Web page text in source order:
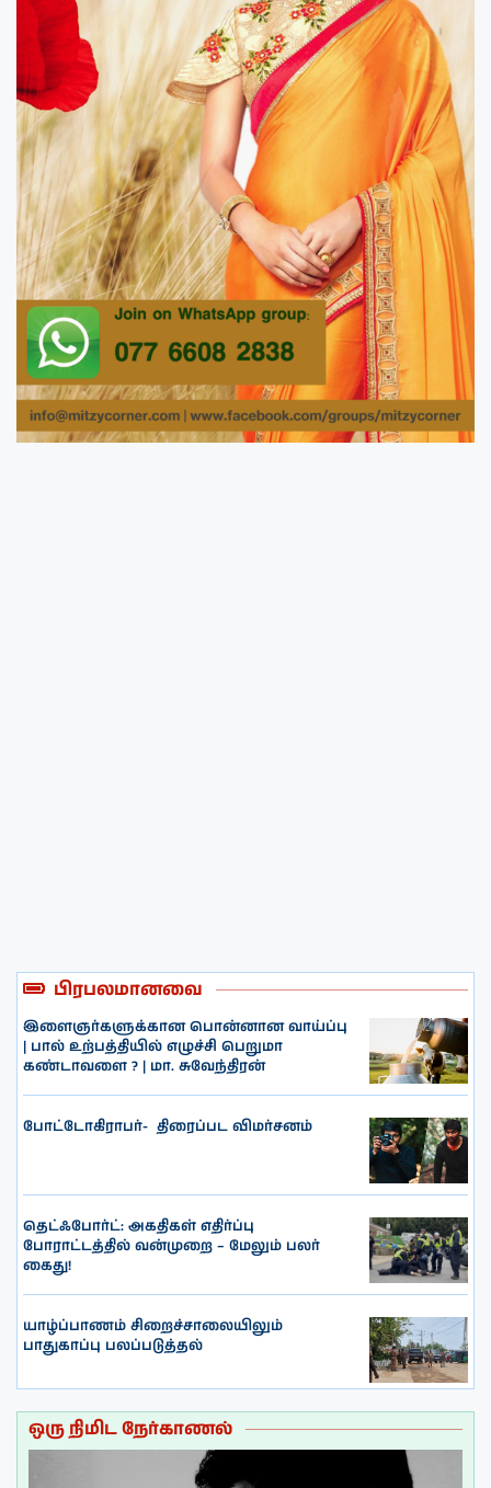
பிரபலமானவை
இளைஞர்களுக்கான பொன்னான வாய்ப்பு
| பால் உற்பத்தியில் எழுச்சி பெறுமா
கண்டாவளை ? | மா. சுவேந்திரன்
போட்டோகிராபர்- ‌ திரைப்பட விமர்சனம்
தெட்ஃபோர்ட்: அகதிகள் எதிர்ப்பு
போராட்டத்தில் வன்முறை – மேலும் பலர்
கைது!
யாழ்ப்பாணம் சிறைச்சாலையிலும்
பாதுகாப்பு பலப்படுத்தல்
ஒரு நிமிட நேர்காணல்